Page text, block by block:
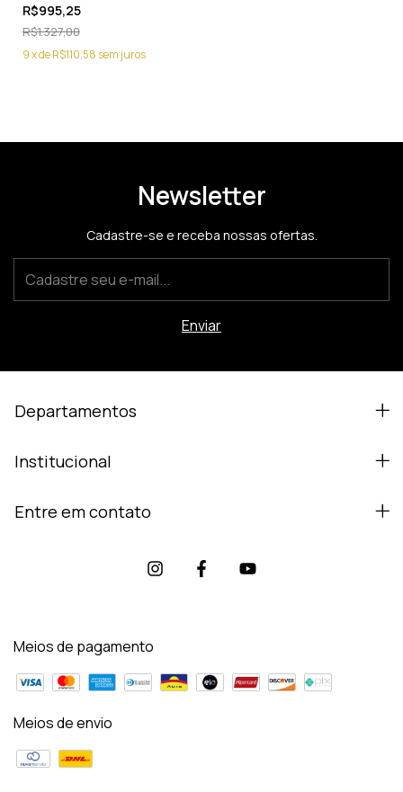
R$995,25
R$1.327,00
9xdeR$110,58 sem juros
Newsletter
Cadastre-se e receba nossas ofertas.
Departamentos
Institucional
Entre em contato
Meios de pagamento
Meios de envio